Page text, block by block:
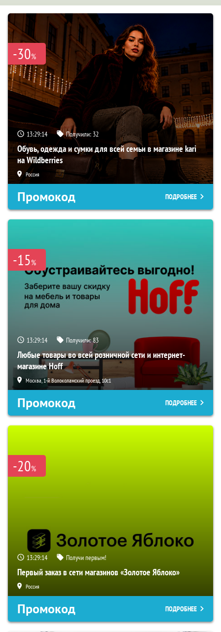
-30%
13:29:14 Получили: 32
Обувь, одежда и сумки для всей семьи в магазине kari
на Wildberries
Россия
Промокод ПОДРОБНЕЕ
-15%
13:29:14 Получили:83
Любые товары во всей розничной сети и интернет-
магазине Hoff
Москва, 1-й Волоколамский проезд, 10с1
Промокод ПОДРОБНЕЕ
-20%
13:29:14 Получи первым!
Первый заказ в сети магазинов «Золотое Яблоко»
Россия
Промокод ПОДРОБНЕЕ